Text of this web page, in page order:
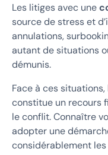
Les litiges avec une
source de stress et
annulations,
autant de situations
démunis.
Face à ces
constitue un recours
le conflit. Connaître
adopter une
considérablement